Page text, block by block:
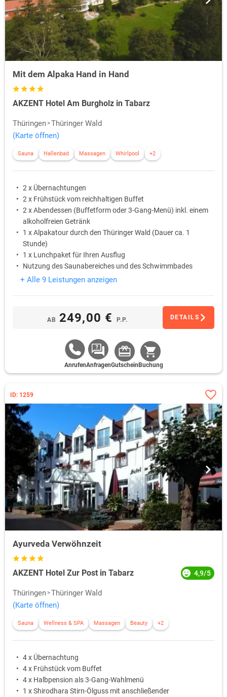
Mit dem Alpaka Hand in Hand
AKZENT Hotel Am Burgholz in Tabarz
Thüringen Thüringer Wald
(Karte öffnen)
Sauna Hallenbad Massagen Whirlpool +2
2 x Übernachtungen
2 x Frühstück vom reichhaltigen Buffet
2 x Abendessen (Buffetform oder 3-Gang-Menü) inkl. einem
alkoholfreien Getränk
1 x Alpakatour durch den Thüringer Wald (Dauer ca. 1
Stunde)
1 x Lunchpaket für Ihren Ausflug
Nutzung des Saunabereiches und des Schwimmbades
+ Alle 9 Leistungen anzeigen
AB 249,00 € P.P. DETAILS
AnrufenAnfragenGutschein Buchung
ID: 1259
Ayurveda Verwöhnzeit
AKZENT Hotel Zur Post in Tabarz 4,9/5
Thüringen Thüringer Wald
(Karte öffnen)
Sauna Wellness & SPA Massagen Beauty +2
4 x Übernachtung
4 x Frühstück vom Buffet
4 x Halbpension als 3-Gang-Wahlmenü
1 x Shirodhara Stirn-Ölguss mit anschließender